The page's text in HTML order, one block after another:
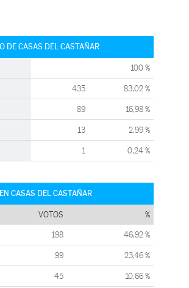
DE CASAS DEL CASTAÑAR
100 %
435 83,02 %
89 16,98 %
13 2,99 %
1 0,24 %
CASAS DEL CASTAÑAR
VOTOS %
198 46,92 %
99 23,46 %
45 10,66 %